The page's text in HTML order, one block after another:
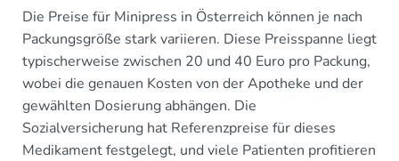
Die Preise für Minipress in Österreich können je nach
Packungsgröße stark variieren. Diese Preisspanne liegt
typischerweise zwischen 20 und 40 Euro pro Packung,
wobei die genauen Kosten von der Apotheke und der
gewählten Dosierung abhängen. Die
Sozialversicherung hat Referenzpreise für dieses
Medikament festgelegt, und viele Patienten profitieren